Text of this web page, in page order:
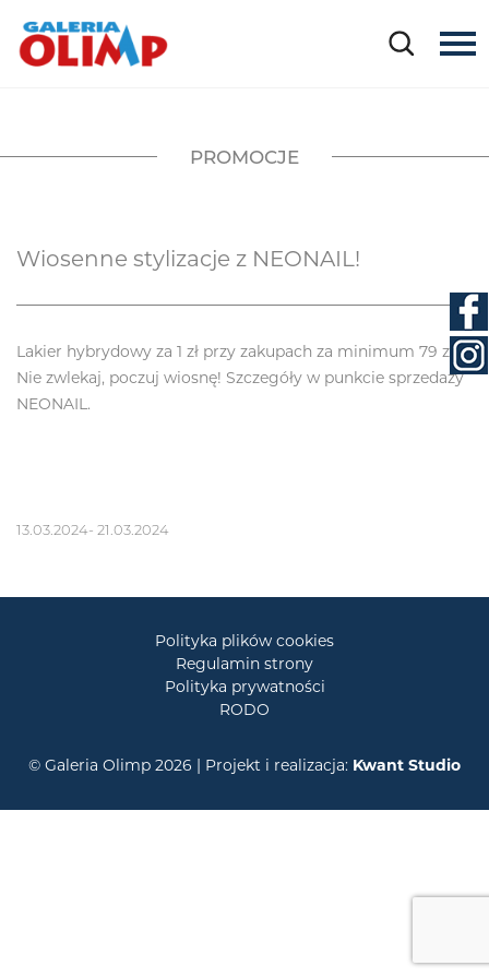
PROMOCJE
Wiosenne stylizacje z NEONAIL!
Lakier hybrydowy za 1 zł przy zakupach za minimum 79 zł.
Nie zwlekaj, poczuj wiosnę! Szczegóły w punkcie sprzedaży
NEONAIL.
13.03.2024- 21.03.2024
Polityka plików cookies
Regulamin strony
Polityka prywatności
RODO
© Galeria Olimp 2026 | Projekt i realizacja: Kwant Studio